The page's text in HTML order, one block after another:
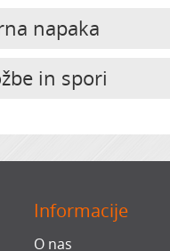
napaka
in spori
Informacije
O nas